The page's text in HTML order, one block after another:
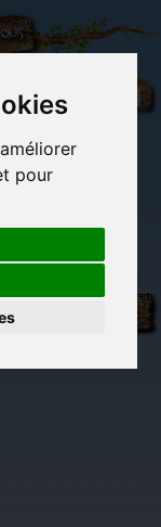
pour
et jeux
Objets déco et